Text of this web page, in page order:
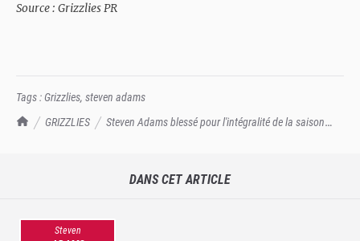
TrashTalk Actu NBA
GRIZZLIES
Steven Adams blessé pour l'intégralité de la saison
Source : Grizzlies PR
Tags :Grizzlies, steven adams
DANS CET ARTICLE
Steven